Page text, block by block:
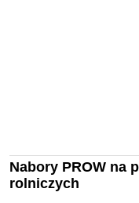
Nabory PROW na
rolniczych